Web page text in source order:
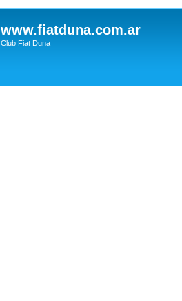
www.fiatduna.com.ar
Club Fiat Duna